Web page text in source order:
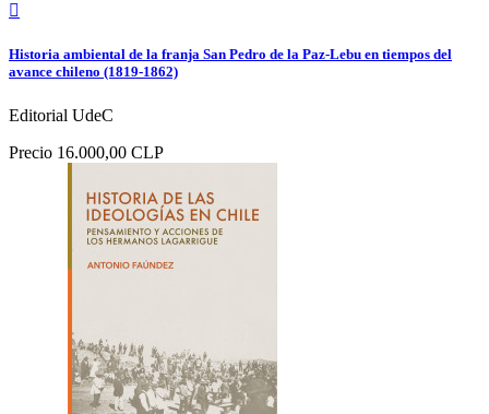

Historia ambiental de la franja San Pedro de la Paz-Lebu en tiempos del
avance chileno (1819-1862)
Editorial UdeC
Precio 16.000,00 CLP